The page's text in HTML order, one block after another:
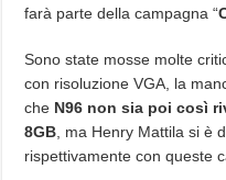
farà parte della campagna “
Sono state mosse molte
con risoluzione VGA, la
che N96 non sia poi così
8GB , ma Henry Mattila si è
rispettivamente con queste